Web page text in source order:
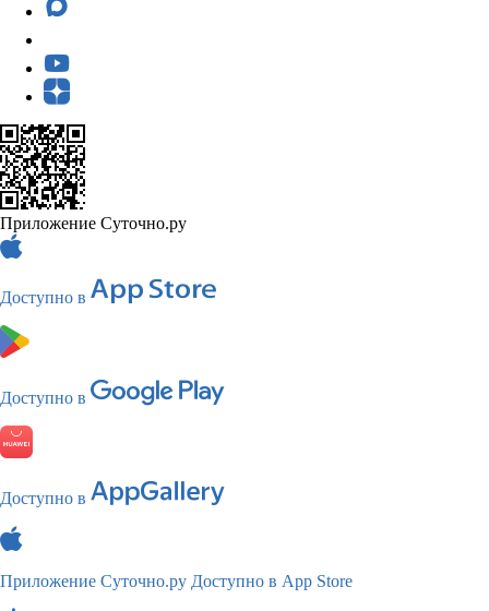
Приложение Суточно.ру
Доступно в
Доступно в
Доступно в
Приложение Суточно.ру Доступно в App Store